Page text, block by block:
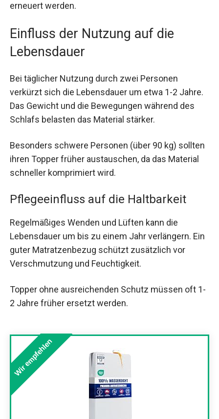
erneuert werden.
Einfluss der Nutzung auf die
Lebensdauer
Bei täglicher Nutzung durch zwei Personen
verkürzt sich die Lebensdauer um etwa 1-2 Jahre.
Das Gewicht und die Bewegungen während des
Schlafs belasten das Material stärker.
Besonders schwere Personen (über 90 kg) sollten
ihren Topper früher austauschen, da das Material
schneller komprimiert wird.
Pflegeeinfluss auf die Haltbarkeit
Regelmäßiges Wenden und Lüften kann die
Lebensdauer um bis zu einem Jahr verlängern. Ein
guter Matratzenbezug schützt zusätzlich vor
Verschmutzung und Feuchtigkeit.
Topper ohne ausreichenden Schutz müssen oft 1-
2 Jahre früher ersetzt werden.
Wir empfehlen